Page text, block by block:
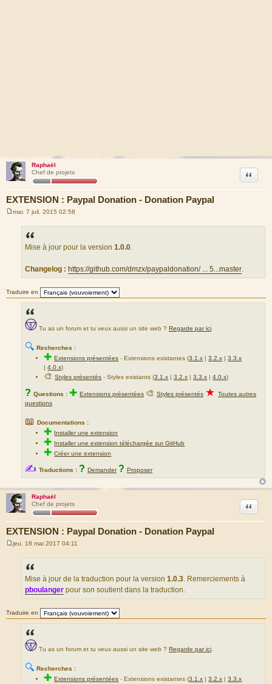
Raphaël
Chef de projets
EXTENSION : Paypal Donation - Donation Paypal
Citation
mar. 7 juil. 2015 02:58
Mise à jour pour la version 1.0.0.
Changelog : https://github.com/dmzx/paypaldonation/ ... 5...master.
Traduire en
Tu as un forum et tu veux aussi un site web ? Regarde par ici.
🔍 Recherches :
✚Extensions présentées - Extensions existantes (3.1.x |3.2.x |3.3.x
|4.0.x)
🎨Styles présentés - Styles existants (3.1.x |3.2.x |3.3.x |4.0.x)
? Questions : ✚ Extensions présentées 🎨 Styles présentés ★ Toutes autres
questions
📖 Documentations :
✚ Installer une extension
✚ Installer une extension téléchargée sur GitHub
✚Créer une extension
✍ Traductions : ? Demander ? Proposer
Raphaël
Chef de projets
EXTENSION : Paypal Donation - Donation Paypal
Citation
M
jeu. 18 mai 2017 04:11
Mise à jour de la traduction pour la version 1.0.3. Remerciements à
pboulanger pour son soutient dans la traduction.
Traduire en
Tu as un forum et tu veux aussi un site web ? Regarde par ici.
🔍 Recherches :
✚Extensions présentées - Extensions existantes (3.1.x |3.2.x |3.3.x